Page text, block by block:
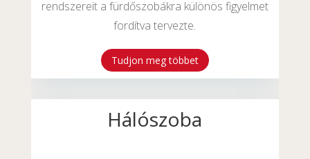
rendszereit a fürdőszobákra különös figyelmet
fordítva tervezte.
Tudjon meg többet
Hálószoba